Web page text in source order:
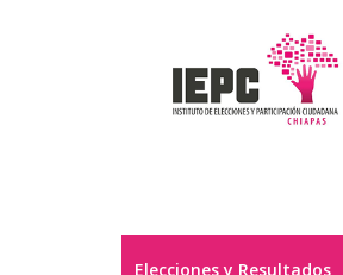
Elecciones y Resultados